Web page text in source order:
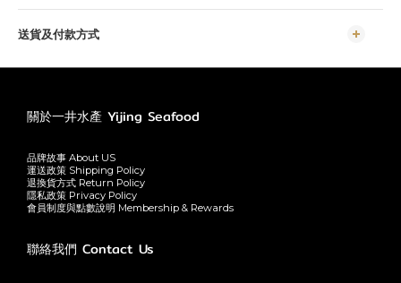
送貨及付款方式
關於一井水產 Yijing Seafood
品牌故事 About US
運送政策 Shipping Policy
退換貨方式 Return Policy
隱私政策 Privacy Policy
會員制度與點數說明 Membership & Rewards
聯絡我們 Contact Us